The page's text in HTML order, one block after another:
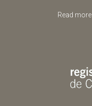
Read more